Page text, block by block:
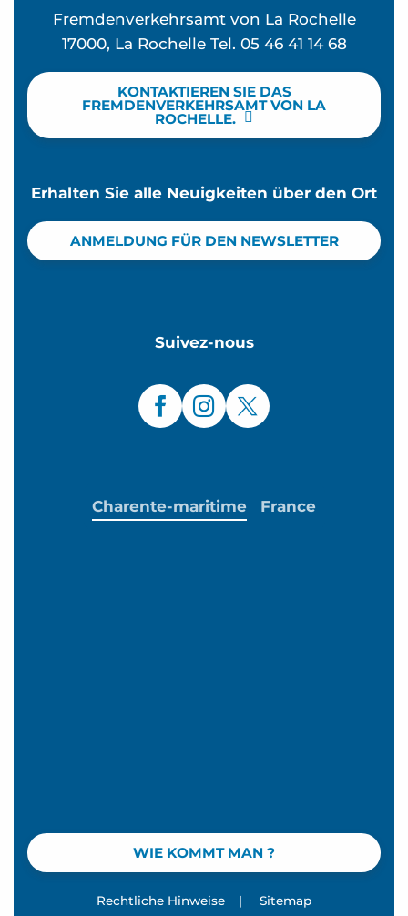
Fremdenverkehrsamt von La Rochelle
17000, La Rochelle Tel. 05 46 41 14 68
KONTAKTIEREN SIE DAS
FREMDENVERKEHRSAMT VON LA
ROCHELLE.
Erhalten Sie alle Neuigkeiten über den Ort
ANMELDUNG FÜR DEN NEWSLETTER
Suivez-nous
WIE KOMMT MAN ?
Charente-maritime France
Rechtliche Hinweise | Sitemap